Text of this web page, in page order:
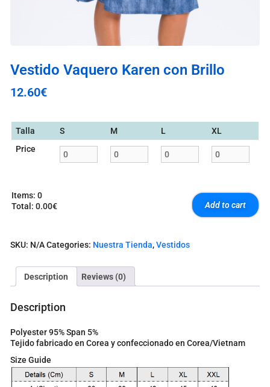
Vestido Vaquero Karen con Brillo
12.60€
Talla S M L
XL
Price
Items: 0
Total : 0.00€
e
o
t
o
t
a
l
Add to cart
SKU: N/ACategories: Nuestra Tienda,Vestidos
Description Reviews (0)
Description
Polyester 95% Span 5%
Tejido fabricado en Corea y confeccionado en Corea/Vietnam
Size Guide